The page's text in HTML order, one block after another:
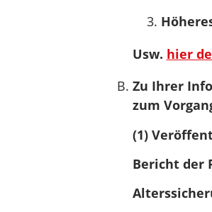
Usw. hier
Zu Ihrer
zum
(1)
Bericht der